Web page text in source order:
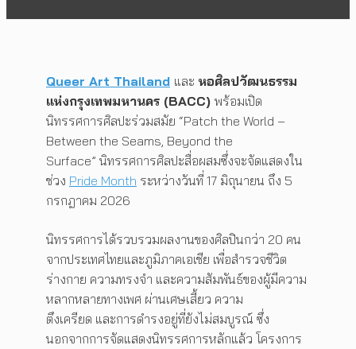
Queer Art Thailand และ หอศิลปวัฒนธรรม
แห่งกรุงเทพมหานคร (BACC) พร้อมเปิด
นิทรรศการศิลปะร่วมสมัย “Patch the World –
Between the Seams, Beyond the
Surface” นิทรรศการศิลปะสื่อผสมซึ่งจะจัดแสดงใน
ช่วง Pride Month ระหว่างวันที่ 17 มิถุนายน ถึง 5
กรกฎาคม 2026
นิทรรศการได้รวบรวมผลงานของศิลปินกว่า 20 คน
จากประเทศไทยและภูมิภาคเอเชีย เพื่อสำรวจชีวิต
ร่างกาย ความทรงจำ และความสัมพันธ์ของผู้มีความ
หลากหลายทางเพศ ผ่านเศษเสี้ยว ความ
ตึงเครียด และการดำรงอยู่ที่ยังไม่สมบูรณ์ ซึ่ง
นอกจากการจัดแสดงนิทรรศการหลักแล้ว โครงการ